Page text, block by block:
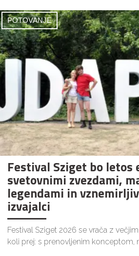
POTOVANJE
Festival Sziget bo letos
svetovnimi zvezdami,
legendami in
izvajalci
Festival Sziget 2026 se vrača z
koli prej: s prenovljenim konceptom,